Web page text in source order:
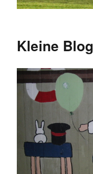
Kleine